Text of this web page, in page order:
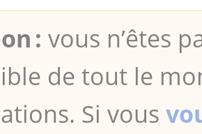
: vous n’êtes
de tout le
Si vous